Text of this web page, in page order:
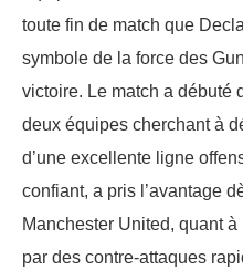
toute fin de match que
symbole de la force des
victoire. Le match a débuté
deux équipes cherchant à
d’une excellente ligne
confiant, a pris l’avantage
Manchester United, quant
par des contre-attaques